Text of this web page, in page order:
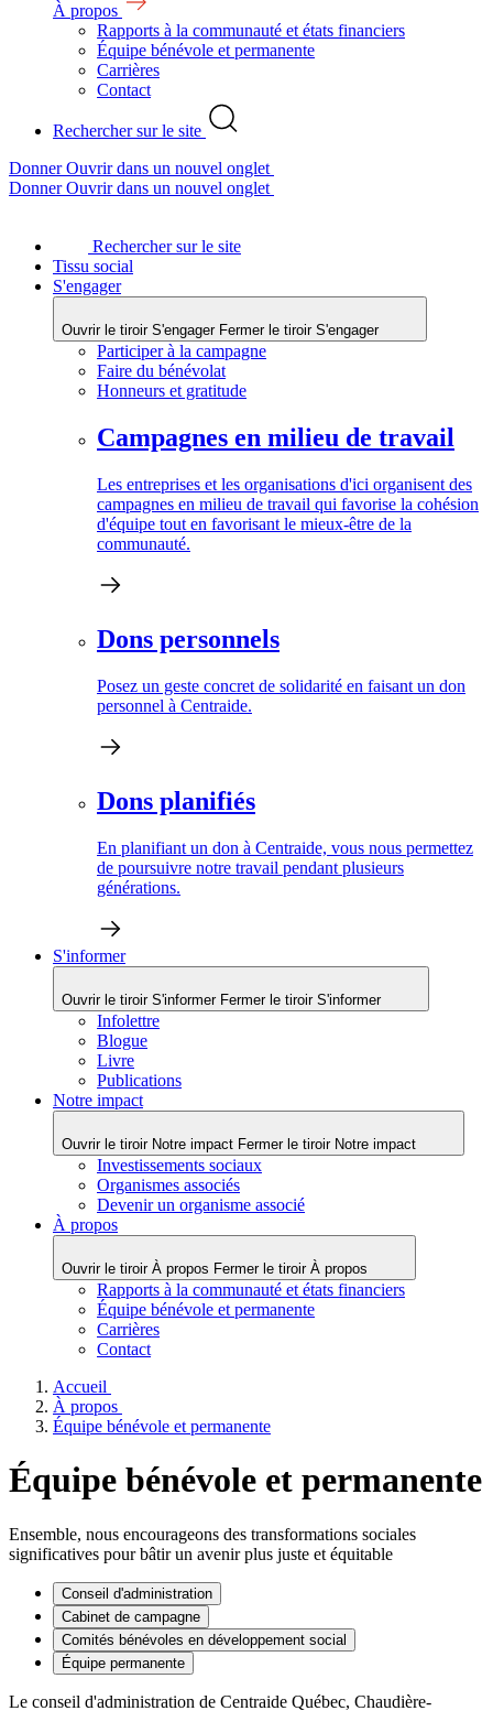
À propos
Rapports à la communauté et états financiers
Équipe bénévole et permanente
Carrières
Contact
Rechercher sur le site
DonnerOuvrir dans un nouvel onglet
DonnerOuvrir dans un nouvel onglet
Rechercher sur le site
Tissu social
S'engager
Ouvrir le tiroir S'engager Fermer le tiroir S'engager
Participer à la campagne
Faire du bénévolat
Honneurs et gratitude
Campagnes en milieu de travail
Les entreprises et les organisations d'ici organisent des
campagnes en milieu de travail qui favorise la cohésion
d'équipe tout en favorisant le mieux-être de la
communauté.
Dons personnels
Posez un geste concret de solidarité en faisant un don
personnel à Centraide.
Dons planifiés
En planifiant un don à Centraide, vous nous permettez
de poursuivre notre travail pendant plusieurs
générations.
S'informer
Ouvrir le tiroir S'informer Fermer le tiroir S'informer
Infolettre
Blogue
Livre
Publications
Notre impact
Ouvrir le tiroir Notre impact Fermer le tiroir Notre impact
Investissements sociaux
Organismes associés
Devenir un organisme associé
À propos
Ouvrir le tiroir À propos Fermer le tiroir À propos
Rapports à la communauté et états financiers
Équipe bénévole et permanente
Carrières
Contact
Accueil
À propos
Équipe bénévole et permanente
Équipe bénévole et permanente
Ensemble, nous encourageons des transformations sociales
significatives pour bâtir un avenir plus juste et équitable
Conseil d'administration
Cabinet de campagne
Comités bénévoles en développement social
Équipe permanente
Le conseil d'administration de Centraide Québec, Chaudière-